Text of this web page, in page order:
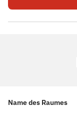
Name des Raumes